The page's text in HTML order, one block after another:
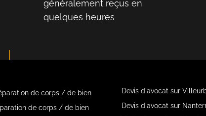
généralement reçus en
quelques heures
de corps / de bien
de corps / de bien
Devis d'avocat sur
Devis d'avocat sur